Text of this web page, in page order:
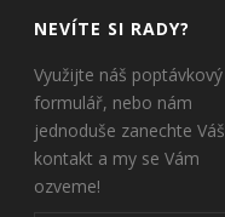
NEVÍTE SI RADY?
Využijte náš poptávkový
formulář, nebo nám
jednoduše zanechte Váš
kontakt a my se Vám
ozveme!